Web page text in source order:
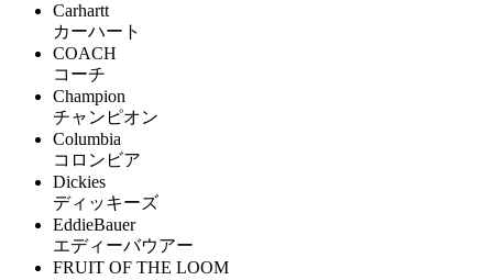
Carhartt
カーハート
COACH
コーチ
Champion
チャンピオン
Columbia
コロンビア
Dickies
ディッキーズ
EddieBauer
エディーバウアー
FRUIT OF THE LOOM